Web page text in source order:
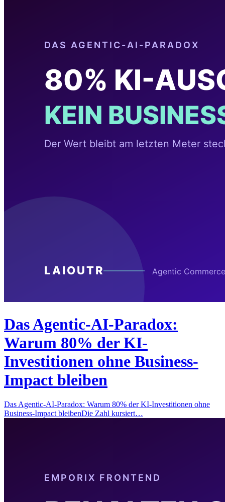
Das Agentic-AI-Paradox:
Warum 80% der KI-
Investitionen ohne Business-
Impact bleiben
Das Agentic-AI-Paradox: Warum 80% der KI-Investitionen ohne
Business-Impact bleibenDie Zahl kursiert…